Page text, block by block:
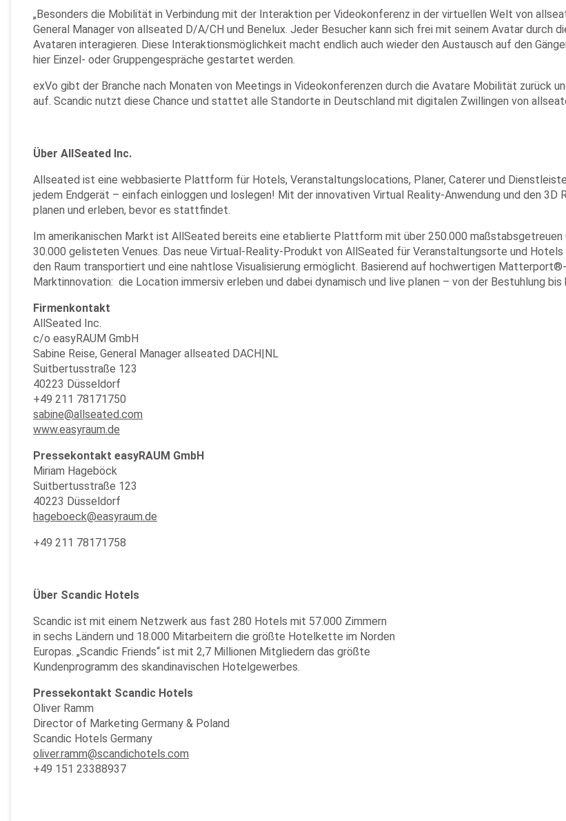
„Besonders die Mobilität in Verbindung mit der Interaktion per Videokonferenz in der virtuellen Welt von
General Manager von allseated D/A/CH und Benelux. Jeder Besucher kann sich frei mit seinem Avatar durch
Avataren interagieren. Diese Interaktionsmöglichkeit macht endlich auch wieder den Austausch auf den
hier Einzel- oder Gruppengespräche gestartet werden.
exVo gibt der Branche nach Monaten von Meetings in Videokonferenzen durch die Avatare Mobilität zurück
auf. Scandic nutzt diese Chance und stattet alle Standorte in Deutschland mit digitalen Zwillingen von
Über AllSeated Inc.
Allseated ist eine webbasierte Plattform für Hotels, Veranstaltungslocations, Planer, Caterer und
jedem Endgerät – einfach einloggen und loslegen! Mit der innovativen Virtual Reality-Anwendung und den
planen und erleben, bevor es stattfindet.
Im amerikanischen Markt ist AllSeated bereits eine etablierte Plattform mit über 250.000 maßstabsgetreuen
30.000 gelisteten Venues. Das neue Virtual-Reality-Produkt von AllSeated für Veranstaltungsorte und
den Raum transportiert und eine nahtlose Visualisierung ermöglicht. Basierend auf hochwertigen
Marktinnovation: die Location immersiv erleben und dabei dynamisch und live planen – von der Bestuhlung bis
Firmenkontakt
AllSeated Inc.
c/o easyRAUM GmbH
Sabine Reise, General Manager allseated DACH|NL
Suitbertusstraße 123
40223 Düsseldorf
+49 211 78171750
sabine@allseated.com
www.easyraum.de
Pressekontakt easyRAUM GmbH
Miriam Hageböck
Suitbertusstraße 123
40223 Düsseldorf
hageboeck@easyraum.de
+49 211 78171758
Über Scandic Hotels
Scandic ist mit einem Netzwerk aus fast 280 Hotels mit 57.000 Zimmern
in sechs Ländern und 18.000 Mitarbeitern die größte Hotelkette im Norden
Europas. „Scandic Friends“ ist mit 2,7 Millionen Mitgliedern das größte
Kundenprogramm des skandinavischen Hotelgewerbes.
Pressekontakt Scandic Hotels
Oliver Ramm
Director of Marketing Germany & Poland
Scandic Hotels Germany
oliver.ramm@scandichotels.com
+49 151 23388937